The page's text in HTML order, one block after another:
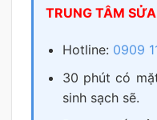
TRUNG TÂM
Hotline: 0909
30 phút có
sinh sạch sẽ.